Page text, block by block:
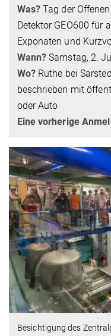
Was?Tag der
Detektor GEO600 für
Exponaten und
Wann? Samstag, 2.
Wo?Ruthe bei
beschrieben mit
oder Auto
Eine vorherige
Besichtigung des